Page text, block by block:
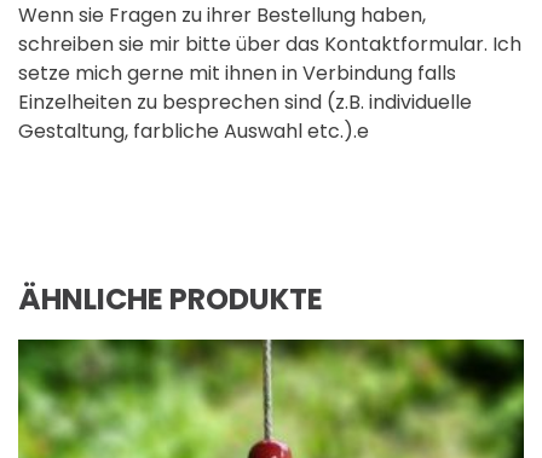
Wenn sie Fragen zu ihrer Bestellung haben,
schreiben sie mir bitte über das Kontaktformular. Ich
setze mich gerne mit ihnen in Verbindung falls
Einzelheiten zu besprechen sind (z.B. individuelle
Gestaltung, farbliche Auswahl etc.).e
ÄHNLICHE PRODUKTE